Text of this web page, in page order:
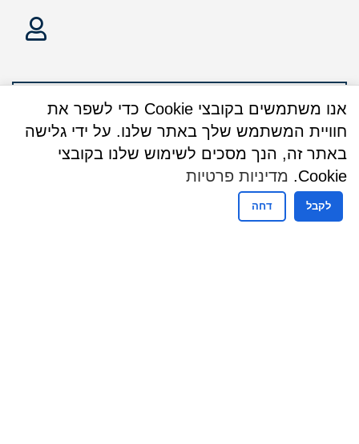
אנו משתמשים בקובצי Cookie כדי לשפר את
חוויית המשתמש שלך באתר שלנו. על ידי גלישה
באתר זה, הנך מסכים לשימוש שלנו בקובצי
Cookie.
מדיניות פרטיות
לקבל דחה